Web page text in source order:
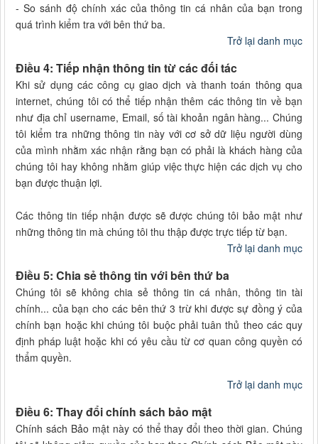
- So sánh độ chính xác của thông tin cá nhân của bạn trong
quá trình kiểm tra với bên thứ ba.
Trở lại danh mục
Điều 4: Tiếp nhận thông tin từ các đối tác
Khi sử dụng các công cụ giao dịch và thanh toán thông qua
internet, chúng tôi có thể tiếp nhận thêm các thông tin về bạn
như địa chỉ username, Email, số tài khoản ngân hàng... Chúng
tôi kiểm tra những thông tin này với cơ sở dữ liệu người dùng
của mình nhằm xác nhận rằng bạn có phải là khách hàng của
chúng tôi hay không nhằm giúp việc thực hiện các dịch vụ cho
bạn được thuận lợi.
Các thông tin tiếp nhận được sẽ được chúng tôi bảo mật như
những thông tin mà chúng tôi thu thập được trực tiếp từ bạn.
Trở lại danh mục
Điều 5: Chia sẻ thông tin với bên thứ ba
Chúng tôi sẽ không chia sẻ thông tin cá nhân, thông tin tài
chính... của bạn cho các bên thứ 3 trừ khi được sự đồng ý của
chính bạn hoặc khi chúng tôi buộc phải tuân thủ theo các quy
định pháp luật hoặc khi có yêu cầu từ cơ quan công quyền có
thẩm quyền.
Trở lại danh mục
Điều 6: Thay đổi chính sách bảo mật
Chính sách Bảo mật này có thể thay đổi theo thời gian. Chúng